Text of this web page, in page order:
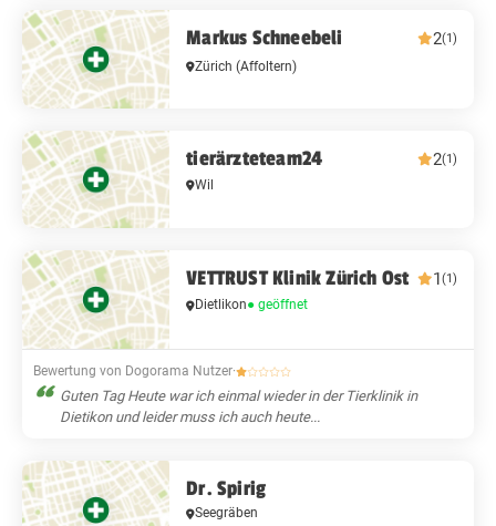
Markus Schneebeli 2(1)
Zürich(Affoltern)
tierärzteteam24 2(1)
Wil
VETTRUST Klinik Zürich Ost 1 (1)
Dietlikon● geöffnet
Bewertung von Dogorama Nutzer·
Guten Tag Heute war ich einmal wieder in der Tierklinik in
Dietikon und leider muss ich auch heute...
Dr. Spirig
Seegräben